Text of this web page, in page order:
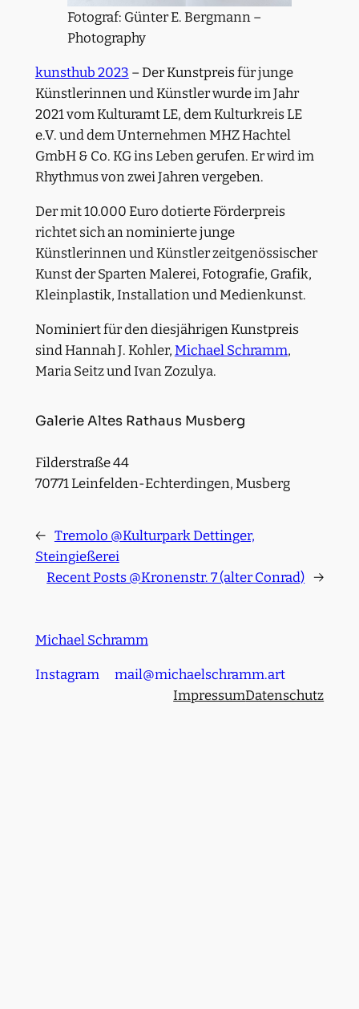
Fotograf: Günter E. Bergmann –
Photography
kunsthub 2023 – Der Kunstpreis für junge
Künstlerinnen und Künstler wurde im Jahr
2021 vom Kulturamt LE, dem Kulturkreis LE
e.V. und dem Unternehmen MHZ Hachtel
GmbH & Co. KG ins Leben gerufen. Er wird im
Rhythmus von zwei Jahren vergeben.
Der mit 10.000 Euro dotierte Förderpreis
richtet sich an nominierte junge
Künstlerinnen und Künstler zeitgenössischer
Kunst der Sparten Malerei, Fotografie, Grafik,
Kleinplastik, Installation und Medienkunst.
Nominiert für den diesjährigen Kunstpreis
sind Hannah J. Kohler, Michael Schramm,
Maria Seitz und Ivan Zozulya.
Galerie Altes Rathaus Musberg
Filderstraße 44
70771 Leinfelden-Echterdingen, Musberg
← Tremolo @Kulturpark Dettinger,
Steingießerei
Recent Posts @Kronenstr. 7 (alter Conrad) →
Michael Schramm
Instagram
mail@michaelschramm.art
ImpressumDatenschutz